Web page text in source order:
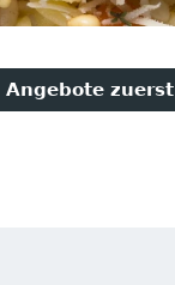
Angebote zuerst